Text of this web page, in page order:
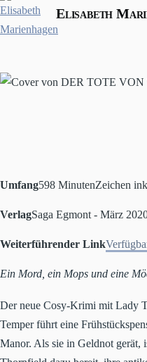
Elisabeth
Umfang598 MinutenZeichen
VerlagSaga Egmont - März
Weiterführender Link
Ein Mord, ein Mops und eine
Der neue Cosy-Krimi mit Lady
Temper führt eine
Manor. Als sie in Geldnot gerät,